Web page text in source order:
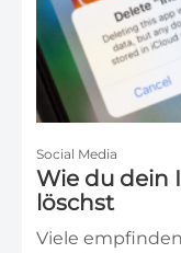
Social Media
Wie du dein
löschst
Viele